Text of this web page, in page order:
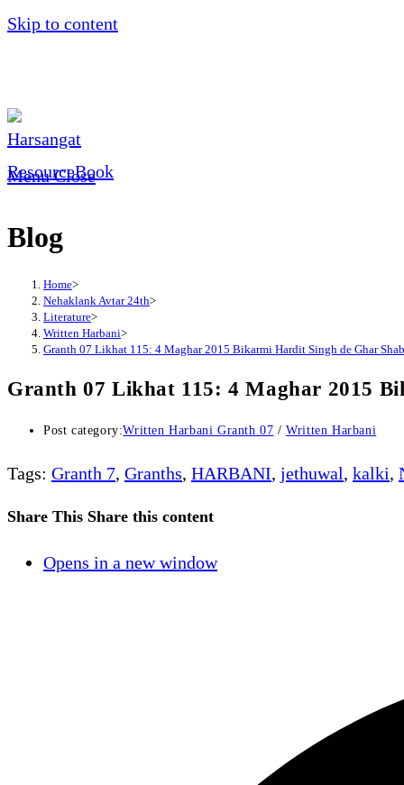
Skip to content
Menu Close
Blog
Home>
Nehaklank Avtar 24th>
Literature>
Written Harbani>
Granth 07 Likhat 115: 4 Maghar 2015 Bikarmi Hardit Singh de Ghar
Granth 07 Likhat 115: 4 Maghar 2015
Post category:Written Harbani Granth 07 / Written Harbani
Tags: Granth 7, Granths, HARBANI, jethuwal, kalki,
Share This Share this content
Opens in a new window